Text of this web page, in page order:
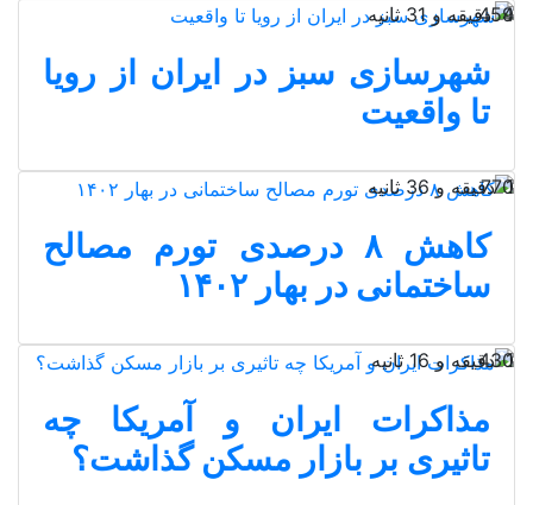
4 دقیقه و 31 ثانیه
459
شهرسازی سبز در ایران از رویا
تا واقعیت
1 دقیقه و 36 ثانیه
770
کاهش ۸ درصدی تورم مصالح
ساختمانی در بهار ۱۴۰۲
1 دقیقه و 16 ثانیه
430
مذاکرات ایران و آمریکا چه
تاثیری بر بازار مسکن گذاشت؟